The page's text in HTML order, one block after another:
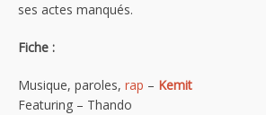
ses actes manqués.
Fiche :
Musique, paroles, rap – Kemit
Featuring – Thando